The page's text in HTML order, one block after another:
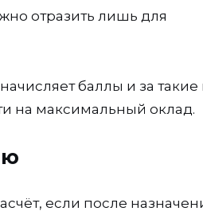
отразить лишь для
баллы и за такие
на максимальный оклад.
если после